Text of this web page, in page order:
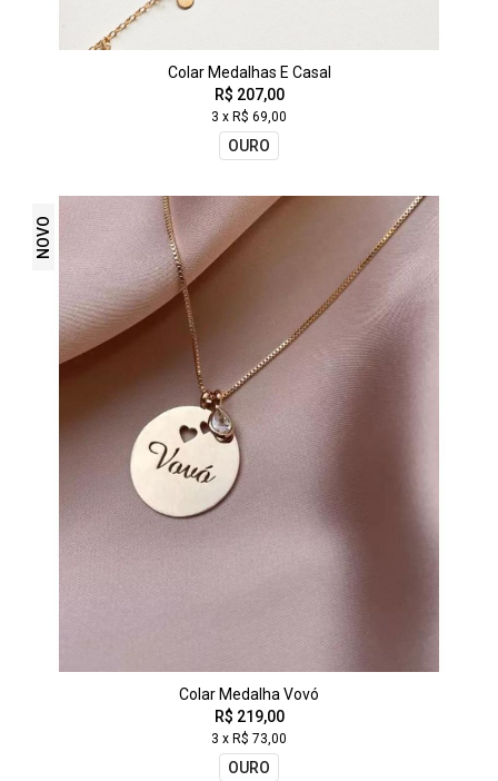
Colar Medalhas E Casal
R$ 207,00
3 x R$ 69,00
OURO
NOVO
Colar Medalha Vovó
R$ 219,00
3 x R$ 73,00
OURO